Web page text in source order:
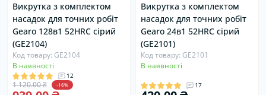
Викрутка з комплектом
насадок для точних робіт
Gearo 128в1 52HRC сірий
(GE2104)
Код товару: GE2104
В наявності
12
1 120.00 ₴ -16%
Викрутка з комплектом
насадок для точних робіт
Gearo 24в1 52HRC сірий
(GE2101)
Код товару: GE2101
В наявності
17